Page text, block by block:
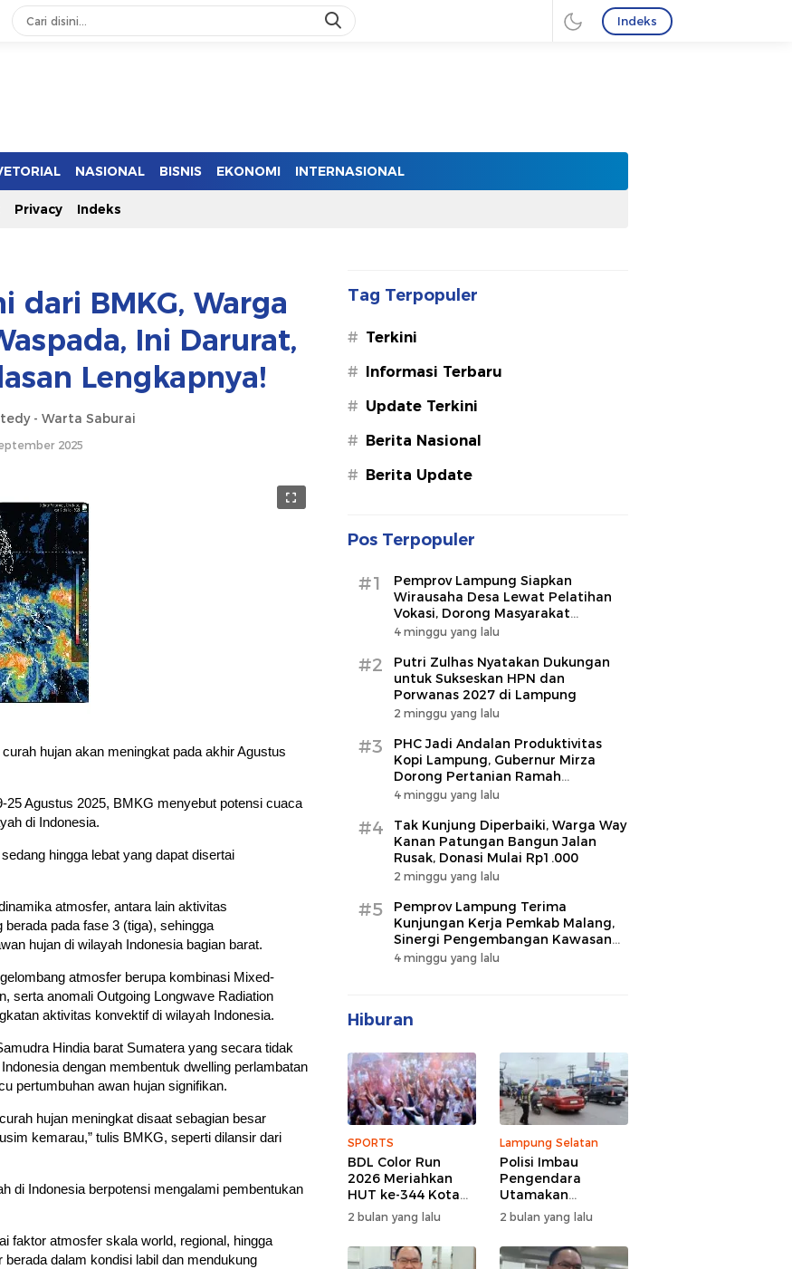
Indeks
NASIONAL BISNIS EKONOMI INTERNASIONAL
Privacy Indeks
dari BMKG, Warga
Ini Darurat,
Lengkapnya!
- Warta Saburai
2025
hujan akan meningkat pada akhir Agustus
Agustus 2025, BMKG menyebut potensi cuaca
di Indonesia.
hingga lebat yang dapat disertai
atmosfer, antara lain aktivitas
pada fase 3 (tiga), sehingga
hujan di wilayah Indonesia bagian barat.
atmosfer berupa kombinasi Mixed-
serta anomali Outgoing Longwave Radiation
aktivitas konvektif di wilayah Indonesia.
Hindia barat Sumatera yang secara tidak
dengan membentuk dwelling perlambatan
pertumbuhan awan hujan signifikan.
hujan meningkat disaat sebagian besar
kemarau,” tulis BMKG, seperti dilansir dari
di Indonesia berpotensi mengalami pembentukan
faktor atmosfer skala world, regional, hingga
dalam kondisi labil dan mendukung
Tag Terpopuler
# Terkini
# Informasi Terbaru
# Update Terkini
# Berita Nasional
# Berita Update
Pos Terpopuler
#1
Pemprov Lampung Siapkan
Wirausaha Desa Lewat Pelatihan
Vokasi, Dorong Masyarakat
Ciptakan Lapangan Kerja
4 minggu yang lalu
#2
Putri Zulhas Nyatakan Dukungan
untuk Sukseskan HPN dan
Porwanas 2027 di Lampung
2 minggu yang lalu
#3
PHC Jadi Andalan Produktivitas
Kopi Lampung, Gubernur Mirza
Dorong Pertanian Ramah
Lingkungan
4 minggu yang lalu
#4
Tak Kunjung Diperbaiki, Warga Way
Kanan Patungan Bangun Jalan
Rusak, Donasi Mulai Rp1.000
2 minggu yang lalu
#5
Pemprov Lampung Terima
Kunjungan Kerja Pemkab Malang,
Sinergi Pengembangan Kawasan
Industri dan Investasi
4 minggu yang lalu
Hiburan
SPORTS
BDL Color Run
2026 Meriahkan
HUT ke-344 Kota
Bandar Lampung,
Wujud Semangat
Sehat dan
Kebersamaan
2 bulan yang lalu
Lampung Selatan
Polisi Imbau
Pengendara
Utamakan
Keselamatan di
Tengah Kepadatan
Lalu Lintas Pagi
Hari
2 bulan yang lalu